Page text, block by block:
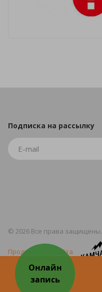
Подписка на рассылку
© 2026 Все права защищены.
Продвижение сайта